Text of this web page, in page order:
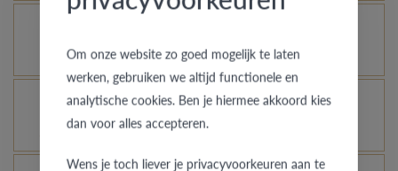
aspect neuf ?
Une bague en or, platine ou palladium encore
plus brillante, c’est possible ?
Om onze website zo goed mogelijk te laten
werken, gebruiken we altijd functionele en
analytische cookies. Ben je hiermee akkoord kies
dan voor alles accepteren.
Wens je toch liever je privacyvoorkeuren aan te